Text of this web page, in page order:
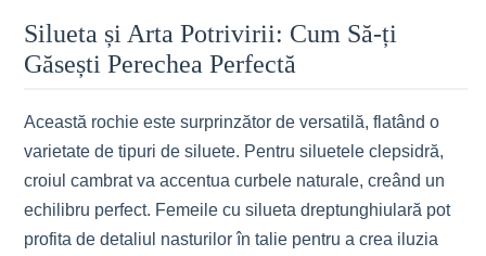
Silueta și Arta Potrivirii: Cum Să-ți
Găsești Perechea Perfectă
Această rochie este surprinzător de versatilă, flatând o
varietate de tipuri de siluete. Pentru siluetele clepsidră,
croiul cambrat va accentua curbele naturale, creând un
echilibru perfect. Femeile cu silueta dreptunghiulară pot
profita de detaliul nasturilor în talie pentru a crea iluzia